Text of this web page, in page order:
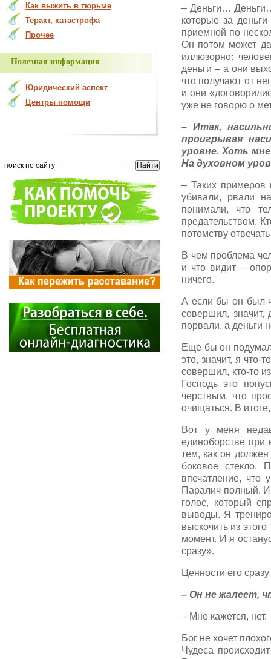
– Деньги…
которые за
приемной по
Он потом может
иллюзорно:
деньги – а они
что получают от
и они
уже не говорю о
– Итак,
проигрывая
уровне. Хоть
На духовном
– Таких примеров
убивали, рвали
понимали, что
предательством.
потомству
В чем проблема
и что видит –
ничего.
А если бы он был
совершил,
порвали, а деньги
Еще бы он подумал,
это, значит, я что-
совершил, кто-то
Господь это
черствым, что
очищаться. В
Вот у меня
единоборстве при
тем, как он
боковое стекло.
впечатление, что
Паралич полный. И
голос, который
выводы. Я
выскочить из
момент. И я
сразу».
Ценности его
– Он не жалеет,
– Мне кажется, нет.
Бог не хочет
Чудеса
Как выжить в тюрьме
Теракт, катастрофа
Прочее
Полезная информация
Юридический аспект
Центры помощи